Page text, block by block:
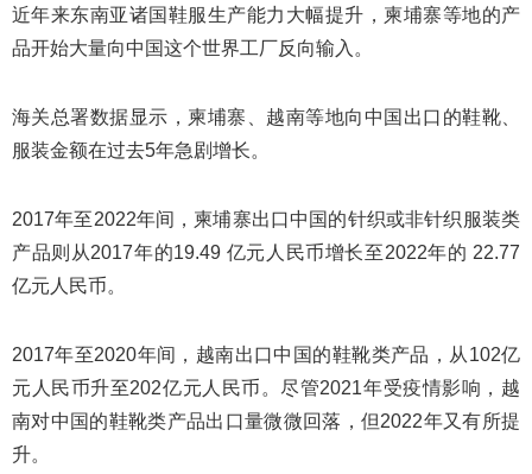
近年来东南亚诸国鞋服生产能力大幅提升，柬埔寨等地的产
品开始大量向中国这个世界工厂反向输入。
海关总署数据显示，柬埔寨、越南等地向中国出口的鞋靴、
服装金额在过去5年急剧增长。
2017年至2022年间，柬埔寨出口中国的针织或非针织服装类
产品则从2017年的19.49 亿元人民币增长至2022年的 22.77
亿元人民币。
2017年至2020年间，越南出口中国的鞋靴类产品，从102亿
元人民币升至202亿元人民币。尽管2021年受疫情影响，越
南对中国的鞋靴类产品出口量微微回落，但2022年又有所提
升。